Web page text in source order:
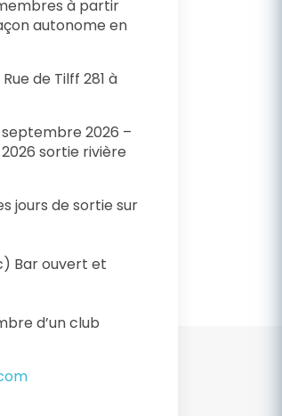
à partir
autonome en
de Tilff 281 à
septembre 2026 –
sortie rivière
jours de sortie sur
Bar ouvert et
d’un club